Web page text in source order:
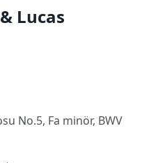
Lucas
No.5, Fa minör, BWV